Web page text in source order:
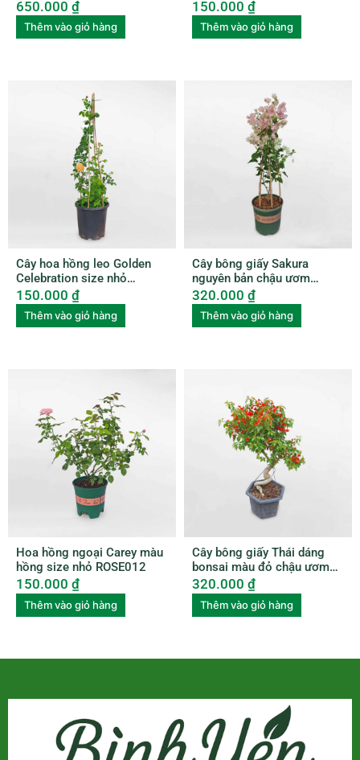
650.000 ₫
Thêm vào giỏ hàng
ROSE007
150.000 ₫
Thêm vào giỏ hàng
Cây hoa hồng leo Golden
Celebration size nhỏ
ROSE006
150.000 ₫
Thêm vào giỏ hàng
Cây bông giấy Sakura
nguyên bản chậu ươm
BGNB001
320.000 ₫
Thêm vào giỏ hàng
Hoa hồng ngoại Carey màu
hồng size nhỏ ROSE012
150.000 ₫
Thêm vào giỏ hàng
Cây bông giấy Thái dáng
bonsai màu đỏ chậu ươm
BGTL003
320.000 ₫
Thêm vào giỏ hàng